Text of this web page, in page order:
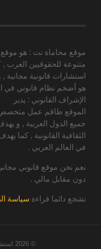
موقع محاماة نت : هو
متنوعة للحقوقيين العرب ,
استشارات قانونية مجانية
هو أضخم نظام قانوني في
الإشراف القانوني : يدير
الموقع طاقم عمل
جميع الدول العربية , و
الثقافية القانونية , كما
في العالم العربي .
نعم نحن موقع قانوني
دون مقابل مالي .
نشجع دائما قراءة سياسة
© 2026